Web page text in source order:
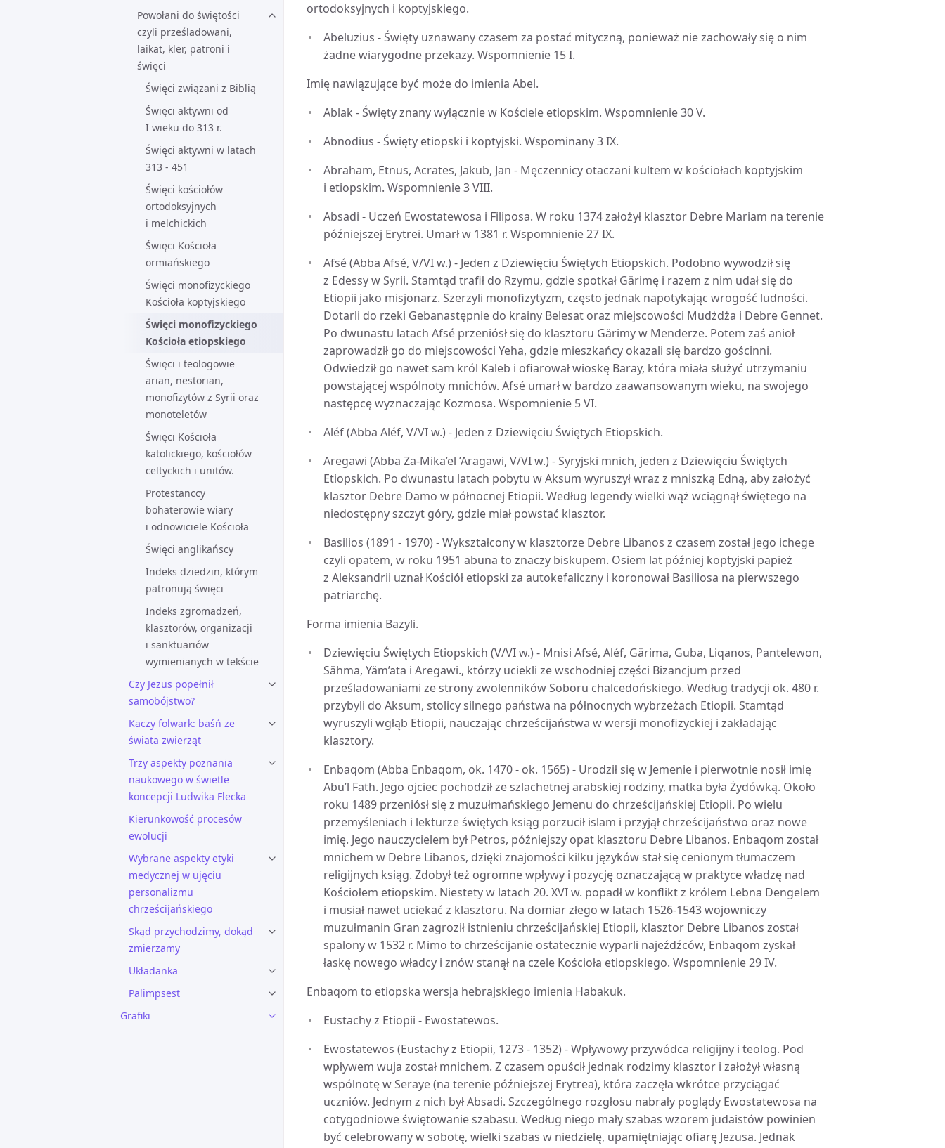
Powołani do świętości
czyli prześladowani,
laikat, kler, patroni i
święci
Święci związani z Biblią
Święci aktywni od
I wieku do 313 r.
Święci aktywni w latach
313 - 451
Święci kościołów
ortodoksyjnych
i melchickich
Święci Kościoła
ormiańskiego
Święci monofizyckiego
Kościoła koptyjskiego
Święci monofizyckiego
Kościoła etiopskiego
Święci i teologowie
arian, nestorian,
monofizytów z Syrii oraz
monoteletów
Święci Kościoła
katolickiego, kościołów
celtyckich i unitów.
Protestanccy
bohaterowie wiary
i odnowiciele Kościoła
Święci anglikańscy
Indeks dziedzin, którym
patronują święci
Indeks zgromadzeń,
klasztorów, organizacji
i sanktuariów
wymienianych w tekście
Czy Jezus popełnił
samobójstwo?
Kaczy folwark: baśń ze
świata zwierząt
Trzy aspekty poznania
naukowego w świetle
koncepcji Ludwika Flecka
Kierunkowość procesów
ewolucji
Wybrane aspekty etyki
medycznej w ujęciu
personalizmu
chrześcijańskiego
Skąd przychodzimy, dokąd
zmierzamy
Układanka
Palimpsest
Grafiki
ortodoksyjnych i koptyjskiego.
Abeluzius - Święty uznawany czasem za postać mityczną, ponieważ nie zachowały się o nim
żadne wiarygodne przekazy. Wspomnienie 15 I.
Imię nawiązujące być może do imienia Abel.
Ablak - Święty znany wyłącznie w Kościele etiopskim. Wspomnienie 30 V.
Abnodius - Święty etiopski i koptyjski. Wspominany 3 IX.
Abraham, Etnus, Acrates, Jakub, Jan - Męczennicy otaczani kultem w kościołach koptyjskim
i etiopskim. Wspomnienie 3 VIII.
Absadi - Uczeń Ewostatewosa i Filiposa. W roku 1374 założył klasztor Debre Mariam na terenie
późniejszej Erytrei. Umarł w 1381 r. Wspomnienie 27 IX.
Afsé (Abba Afsé, V/VI w.) - Jeden z Dziewięciu Świętych Etiopskich. Podobno wywodził się
z Edessy w Syrii. Stamtąd trafił do Rzymu, gdzie spotkał Gärimę i razem z nim udał się do
Etiopii jako misjonarz. Szerzyli monofizytyzm, często jednak napotykając wrogość ludności.
Dotarli do rzeki Gebanastępnie do krainy Belesat oraz miejscowości Mudżdża i Debre Gennet.
Po dwunastu latach Afsé przeniósł się do klasztoru Gärimy w Menderze. Potem zaś anioł
zaprowadził go do miejscowości Yeha, gdzie mieszkańcy okazali się bardzo gościnni.
Odwiedził go nawet sam król Kaleb i ofiarował wioskę Baray, która miała służyć utrzymaniu
powstającej wspólnoty mnichów. Afsé umarł w bardzo zaawansowanym wieku, na swojego
następcę wyznaczając Kozmosa. Wspomnienie 5 VI.
Aléf (Abba Aléf, V/VI w.) - Jeden z Dziewięciu Świętych Etiopskich.
Aregawi (Abba Za-Mika’el ’Aragawi, V/VI w.) - Syryjski mnich, jeden z Dziewięciu Świętych
Etiopskich. Po dwunastu latach pobytu w Aksum wyruszył wraz z mniszką Edną, aby założyć
klasztor Debre Damo w północnej Etiopii. Według legendy wielki wąż wciągnął świętego na
niedostępny szczyt góry, gdzie miał powstać klasztor.
Basilios (1891 - 1970) - Wykształcony w klasztorze Debre Libanos z czasem został jego ichege
czyli opatem, w roku 1951 abuna to znaczy biskupem. Osiem lat później koptyjski papież
z Aleksandrii uznał Kościół etiopski za autokefaliczny i koronował Basiliosa na pierwszego
patriarchę.
Forma imienia Bazyli.
Dziewięciu Świętych Etiopskich (V/VI w.) - Mnisi Afsé, Aléf, Gärima, Guba, Liqanos, Pantelewon,
Sähma, Yäm’ata i Aregawi., którzy uciekli ze wschodniej części Bizancjum przed
prześladowaniami ze strony zwolenników Soboru chalcedońskiego. Według tradycji ok. 480 r.
przybyli do Aksum, stolicy silnego państwa na północnych wybrzeżach Etiopii. Stamtąd
wyruszyli wgłąb Etiopii, nauczając chrześcijaństwa w wersji monofizyckiej i zakładając
klasztory.
Enbaqom (Abba Enbaqom, ok. 1470 - ok. 1565) - Urodził się w Jemenie i pierwotnie nosił imię
Abu’l Fath. Jego ojciec pochodził ze szlachetnej arabskiej rodziny, matka była Żydówką. Około
roku 1489 przeniósł się z muzułmańskiego Jemenu do chrześcijańskiej Etiopii. Po wielu
przemyśleniach i lekturze świętych ksiąg porzucił islam i przyjął chrześcijaństwo oraz nowe
imię. Jego nauczycielem był Petros, późniejszy opat klasztoru Debre Libanos. Enbaqom został
mnichem w Debre Libanos, dzięki znajomości kilku języków stał się cenionym tłumaczem
religijnych ksiąg. Zdobył też ogromne wpływy i pozycję oznaczającą w praktyce władzę nad
Kościołem etiopskim. Niestety w latach 20. XVI w. popadł w konflikt z królem Lebna Dengelem
i musiał nawet uciekać z klasztoru. Na domiar złego w latach 1526-1543 wojowniczy
muzułmanin Gran zagroził istnieniu chrześcijańskiej Etiopii, klasztor Debre Libanos został
spalony w 1532 r. Mimo to chrześcijanie ostatecznie wyparli najeźdźców, Enbaqom zyskał
łaskę nowego władcy i znów stanął na czele Kościoła etiopskiego. Wspomnienie 29 IV.
Enbaqom to etiopska wersja hebrajskiego imienia Habakuk.
Eustachy z Etiopii - Ewostatewos.
Ewostatewos (Eustachy z Etiopii, 1273 - 1352) - Wpływowy przywódca religijny i teolog. Pod
wpływem wuja został mnichem. Z czasem opuścił jednak rodzimy klasztor i założył własną
wspólnotę w Seraye (na terenie późniejszej Erytrea), która zaczęła wkrótce przyciągać
uczniów. Jednym z nich był Absadi. Szczególnego rozgłosu nabrały poglądy Ewostatewosa na
cotygodniowe świętowanie szabasu. Według niego mały szabas wzorem judaistów powinien
być celebrowany w sobotę, wielki szabas w niedzielę, upamiętniając ofiarę Jezusa. Jednak